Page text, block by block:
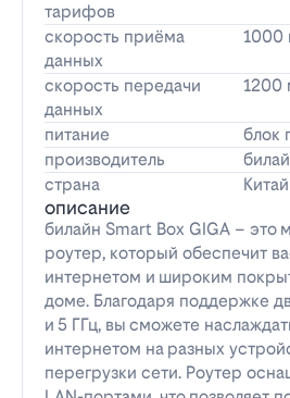
тарифов
скорость приёма
данных
1000
скорость передачи
данных
1200
питание
блок
производитель
страна
Китай
описание
билайн Smart Box GIGA – это
роутер, который обеспечит
интернетом и широким
доме. Благодаря поддержке
и 5 ГГц, вы сможете
интернетом на разных
перегрузки сети. Роутер